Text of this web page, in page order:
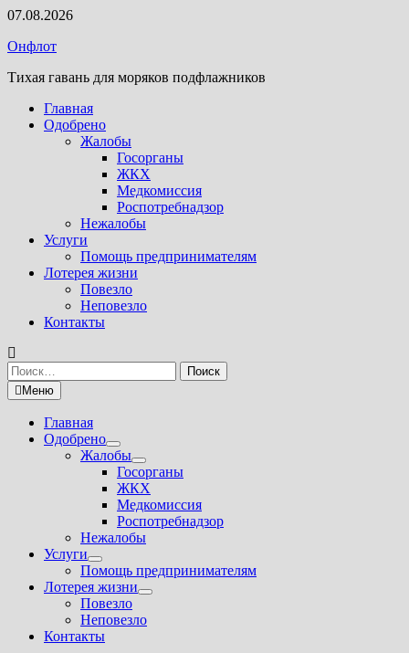
Перейти
содержимому
07.08.2026
Онфлот
Тихая гавань для моряков подфлажников
Главная
Одобрено
Жалобы
Госорганы
ЖКХ
Медкомиссия
Роспотребнадзор
Нежалобы
Услуги
Помощь предпринимателям
Лотерея жизни
Повезло
Неповезло
Контакты
Найти:
Меню
Главная
Одобрено
Показать
подменю
Жалобы
Показать
подменю
Госорганы
ЖКХ
Медкомиссия
Роспотребнадзор
Нежалобы
Услуги
Показать
подменю
Помощь предпринимателям
Лотерея жизни
Показать
Повезло
Неповезло
Контакты